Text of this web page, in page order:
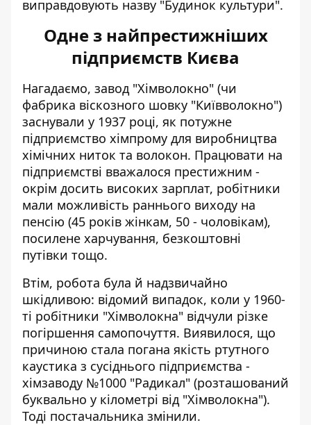
виправдовують назву "Будинок культури".
Одне з найпрестижніших
підприємств Києва
Нагадаємо, завод "Хімволокно" (чи
фабрика віскозного шовку "Київволокно")
заснували у 1937 році, як потужне
підприємство хімпрому для виробництва
хімічних ниток та волокон. Працювати на
підприємстві вважалося престижним -
окрім досить високих зарплат, робітники
мали можливість раннього виходу на
пенсію (45 років жінкам, 50 - чоловікам),
посилене харчування, безкоштовні
путівки тощо.
Втім, робота була й надзвичайно
шкідливою: відомий випадок, коли у 1960-
ті робітники "Хімволокна" відчули різке
погіршення самопочуття. Виявилося, що
причиною стала погана якість ртутного
каустика з сусіднього підприємства -
хімзаводу №1000 "Радикал" (розташований
буквально у кілометрі від "Хімволокна").
Тоді постачальника змінили.